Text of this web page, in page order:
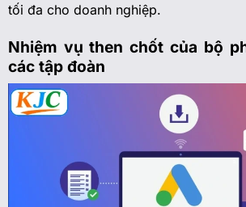
tối đa cho doanh nghiệp.
Nhiệm vụ then chốt của bộ
các tập đoàn